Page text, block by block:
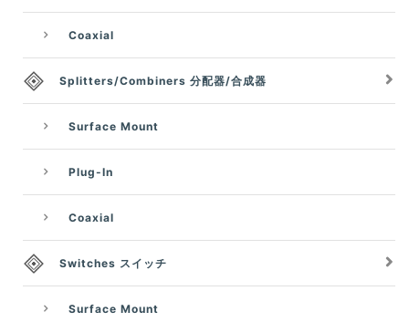
Coaxial
Splitters/Combiners 分配器/合成器
Surface Mount
Plug-In
Coaxial
Switches スイッチ
Surface Mount